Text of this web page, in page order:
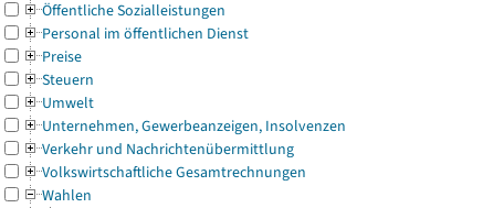
Öffentliche Sozialleistungen
Personal im öffentlichen Dienst
Preise
Steuern
Umwelt
Unternehmen, Gewerbeanzeigen, Insolvenzen
Verkehr und Nachrichtenübermittlung
Volkswirtschaftliche Gesamtrechnungen
Wahlen